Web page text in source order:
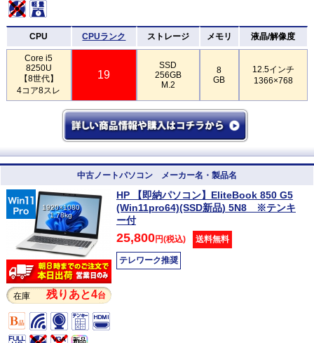
CPU CPUランク ストレージ メモリ 液晶/解像度
Core i5
8250U
【8世代】
4コア8スレ
19
SSD
256GB
M.2
8
GB
12.5インチ
1366×768
中古ノートパソコン メーカー名・製品名
1920×1080
1.78kg
在庫 残りあと4台
HP 【即納パソコン】EliteBook 850 G5
(Win11pro64)(SSD新品) 5N8 ※テンキ
ー付
25,800円(税込) 送料無料
テレワーク推奨